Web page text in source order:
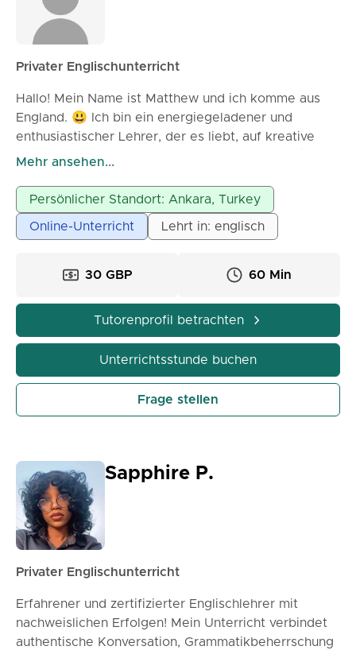
einen kontinuierlichen Fortschritt entwickeln.
Privater Englischunterricht
Hallo! Mein Name ist Matthew und ich komme aus
England. 😃 Ich bin ein energiegeladener und
enthusiastischer Lehrer, der es liebt, auf kreative
Weise zu unterrichten. Ich verwende Videos 📹,
interessant und fesselnd zu gestalten. Außerdem
integriere ich gerne die persönlichen Interessen
meiner Schüler in meinen Unterricht, was bedeutet,
zugeschnitten sein werden!
Mehr ansehen...
Persönlicher Standort: Ankara, Turkey
Online-Unterricht Lehrt in: englisch
30 GBP 60 Min
Tutorenprofil betrachten
Unterrichtsstunde buchen
Frage stellen
Sapphire P.
Privater Englischunterricht
Erfahrener und zertifizierter Englischlehrer mit
nachweislichen Erfolgen! Mein Unterricht verbindet
authentische Konversation, Grammatikbeherrschung